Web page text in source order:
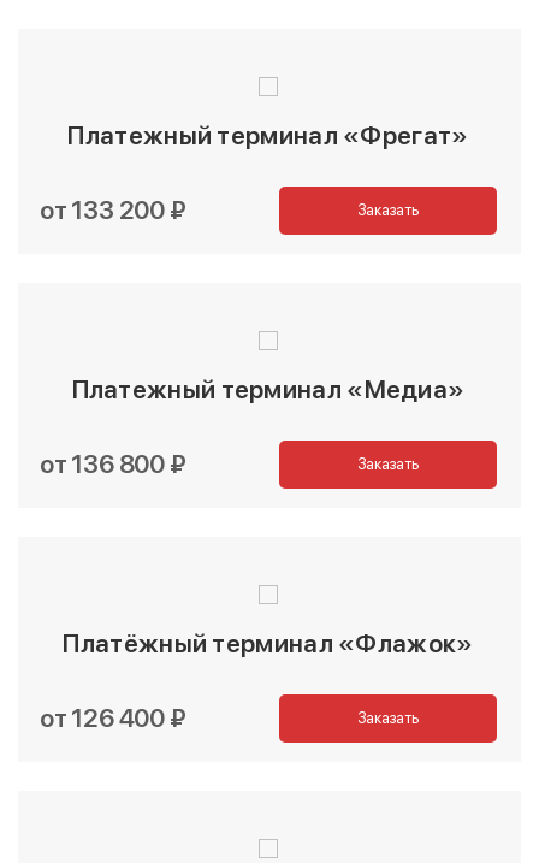
Платежный терминал «Фрегат»
от 133 200 ₽ Заказать
Платежный терминал «Медиа»
от 136 800 ₽ Заказать
Платёжный терминал «Флажок»
от 126 400 ₽ Заказать